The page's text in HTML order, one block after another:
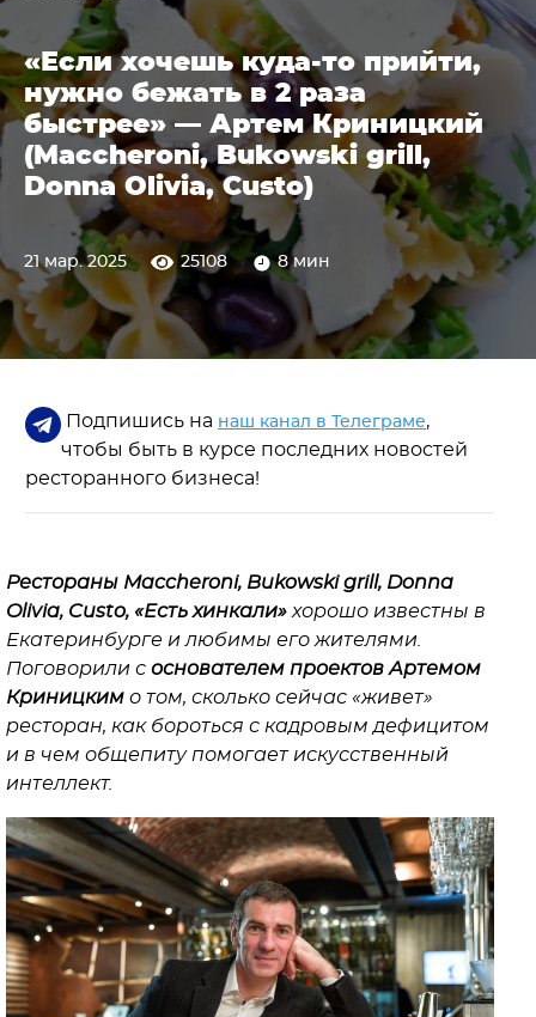
«Если хочешь куда-то прийти,
нужно бежать в 2 раза
быстрее» — Артем Криницкий
(Maccheroni, Bukowski grill,
Donna Olivia, Custo)
21 мар. 2025 25108 8 мин
Подпишись на наш канал в Телеграме,
чтобы быть в курсе последних новостей
ресторанного бизнеса!
Рестораны Maccheroni, Bukowski grill, Donna
Olivia, Custo, «Есть хинкали» хорошо известны в
Екатеринбурге и любимы его жителями.
Поговорили с основателем проектов Артемом
Криницким о том, сколько сейчас «живет»
ресторан, как бороться с кадровым дефицитом
и в чем общепиту помогает искусственный
интеллект.